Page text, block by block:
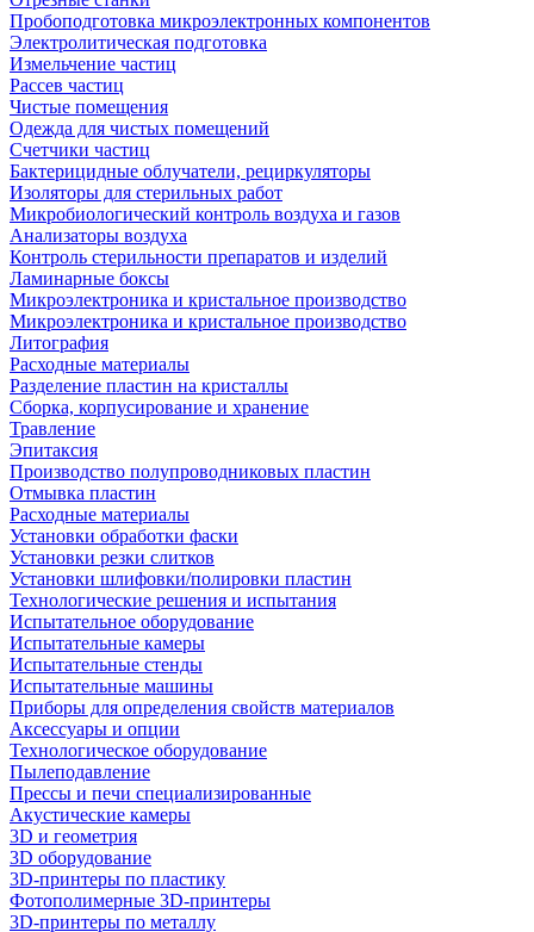
Пробоподготовка микроэлектронных компонентов
Электролитическая подготовка
Измельчение частиц
Рассев частиц
Чистые помещения
Одежда для чистых помещений
Счетчики частиц
Бактерицидные облучатели, рециркуляторы
Изоляторы для стерильных работ
Микробиологический контроль воздуха и газов
Анализаторы воздуха
Контроль стерильности препаратов и изделий
Ламинарные боксы
Микроэлектроника и кристальное производство
Микроэлектроника и кристальное производство
Литография
Расходные материалы
Разделение пластин на кристаллы
Сборка, корпусирование и хранение
Травление
Эпитаксия
Производство полупроводниковых пластин
Отмывка пластин
Расходные материалы
Установки обработки фаски
Установки резки слитков
Установки шлифовки/полировки пластин
Технологические решения и испытания
Испытательное оборудование
Испытательные камеры
Испытательные стенды
Испытательные машины
Приборы для определения свойств материалов
Аксессуары и опции
Технологическое оборудование
Пылеподавление
Прессы и печи специализированные
Акустические камеры
3D и геометрия
3D оборудование
3D-принтеры по пластику
Фотополимерные 3D-принтеры
3D-принтеры по металлу